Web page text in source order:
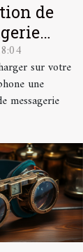
de
laquelle
sur
2020 ?
sur votre
une
messagerie